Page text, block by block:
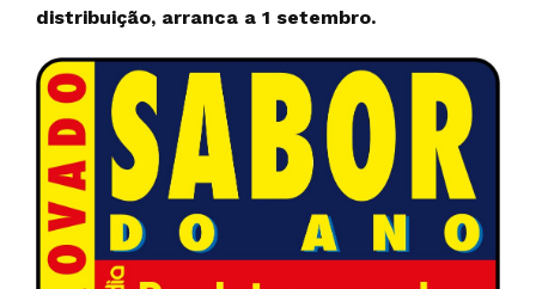
distribuição, arranca a 1 setembro.